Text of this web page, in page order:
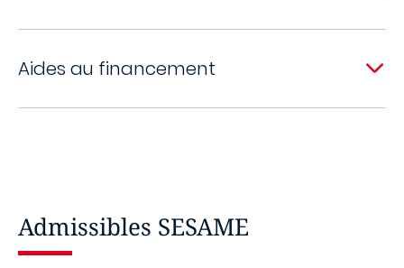
Aides au financement
Admissibles SESAME